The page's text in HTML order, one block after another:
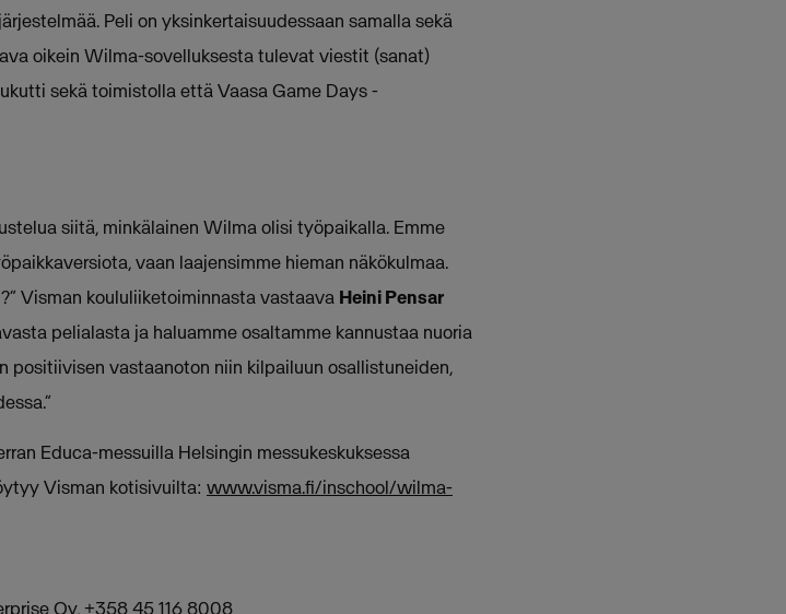
Peli on yksinkertaisuudessaan samalla sekä
oikein Wilma-sovelluksesta tulevat viestit (sanat)
sekä toimistolla että Vaasa Game Days -
siitä, minkälainen Wilma olisi työpaikalla. Emme
vaan laajensimme hieman näkökulmaa.
Visman koululiiketoiminnasta vastaava Heini Pensar
pelialasta ja haluamme osaltamme kannustaa nuoria
vastaanoton niin kilpailuun osallistuneiden,
Educa-messuilla Helsingin messukeskuksessa
Visman kotisivuilta: www.visma.fi/inschool/wilma-
Oy, +358 45 116 8008